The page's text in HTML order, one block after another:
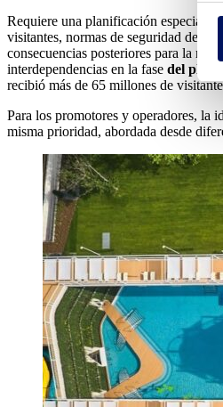
Requiere una planificación
visitantes, normas de seguridad de
consecuencias posteriores para la
interdependencias en la fase del plan
recibió más de 65 millones de
Para los promotores y operadores, la
misma prioridad, abordada desde